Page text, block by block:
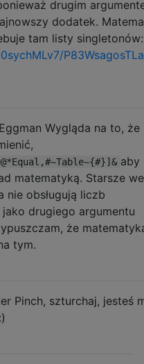
drugim
dodatek.
tam listy singletonów:
Wygląda na to, że
aby
matematyką. Starsze
nie obsługują liczb
jako drugiego argumentu
że
tym.
Pinch, szturchaj, jesteś